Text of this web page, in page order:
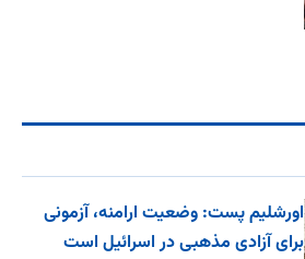
اورشلیم پست: وضعیت ارامنه، آزمونی
برای آزادی مذهبی در اسرائیل است